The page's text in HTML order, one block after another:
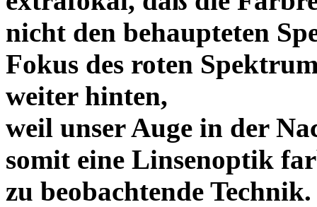
nicht den behaupteten
Fokus des roten
weiter hinten,
weil unser Auge in der
somit eine Linsenoptik
zu beobachtende